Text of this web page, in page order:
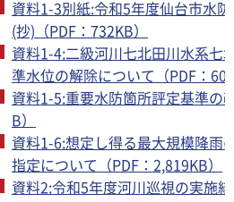
資料1-3別紙:令和5年度仙台市水
(抄)（PDF：732KB）
資料1-4:二級河川七北田川水系七
準水位の解除について（PDF：
資料1-5:重要水防箇所評定基準の
B）
資料1-6:想定し得る最大規模降雨
指定について（PDF：2,819KB）
資料2:令和5年度河川巡視の実施